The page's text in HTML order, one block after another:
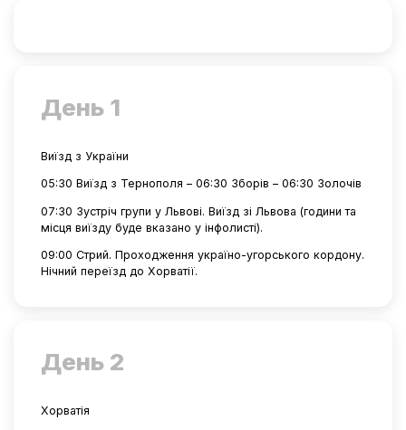
День 1
Виїзд з України
05:30 Виїзд з Тернополя – 06:30 Зборів – 06:30 Золочів
07:30 Зустріч групи у Львові. Виїзд зі Львова (години та
місця виїзду буде вказано у інфолисті).
09:00 Стрий. Проходження україно-угорського кордону.
Нічний переїзд до Хорватії.
День 2
Хорватія